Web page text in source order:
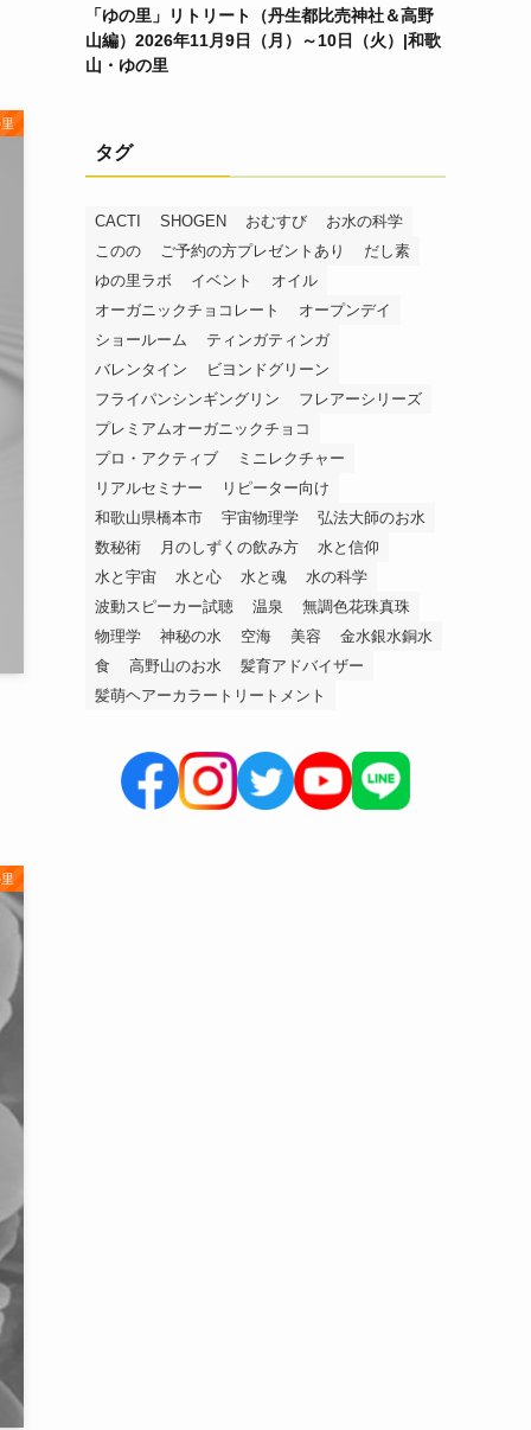
「ゆの里」リトリート（丹生都比売神社＆高野
山編）2026年11月9日（月）～10日（火）|和歌
山・ゆの里
タグ
CACTI SHOGEN おむすび
お水の科学
このの
ご予約の方プレゼントあり
だし素
ゆの里ラボ
イベント
オイル
オーガニックチョコレート
オープンデイ
ショールーム
ティンガティンガ
バレンタイン
ビヨンドグリーン
フライパンシンギングリン
フレアーシリーズ
プレミアムオーガニックチョコ
プロ・アクティブ
ミニレクチャー
リアルセミナー
リピーター向け
和歌山県橋本市
宇宙物理学
弘法大師のお水
数秘術
月のしずくの飲み方
水と信仰
水と宇宙
水と心 水と魂
水の科学
波動スピーカー試聴
温泉
無調色花珠真珠
物理学
神秘の水 空海 美容
金水銀水銅水
食
高野山のお水
髪育アドバイザー
髪萌ヘアーカラートリートメント